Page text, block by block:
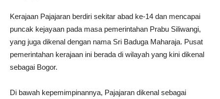
Kerajaan Pajajaran berdiri sekitar abad ke-14 dan mencapai
puncak kejayaan pada masa pemerintahan Prabu Siliwangi,
yang juga dikenal dengan nama Sri Baduga Maharaja. Pusat
pemerintahan kerajaan ini berada di wilayah yang kini dikenal
sebagai Bogor.
Di bawah kepemimpinannya, Pajajaran dikenal sebagai